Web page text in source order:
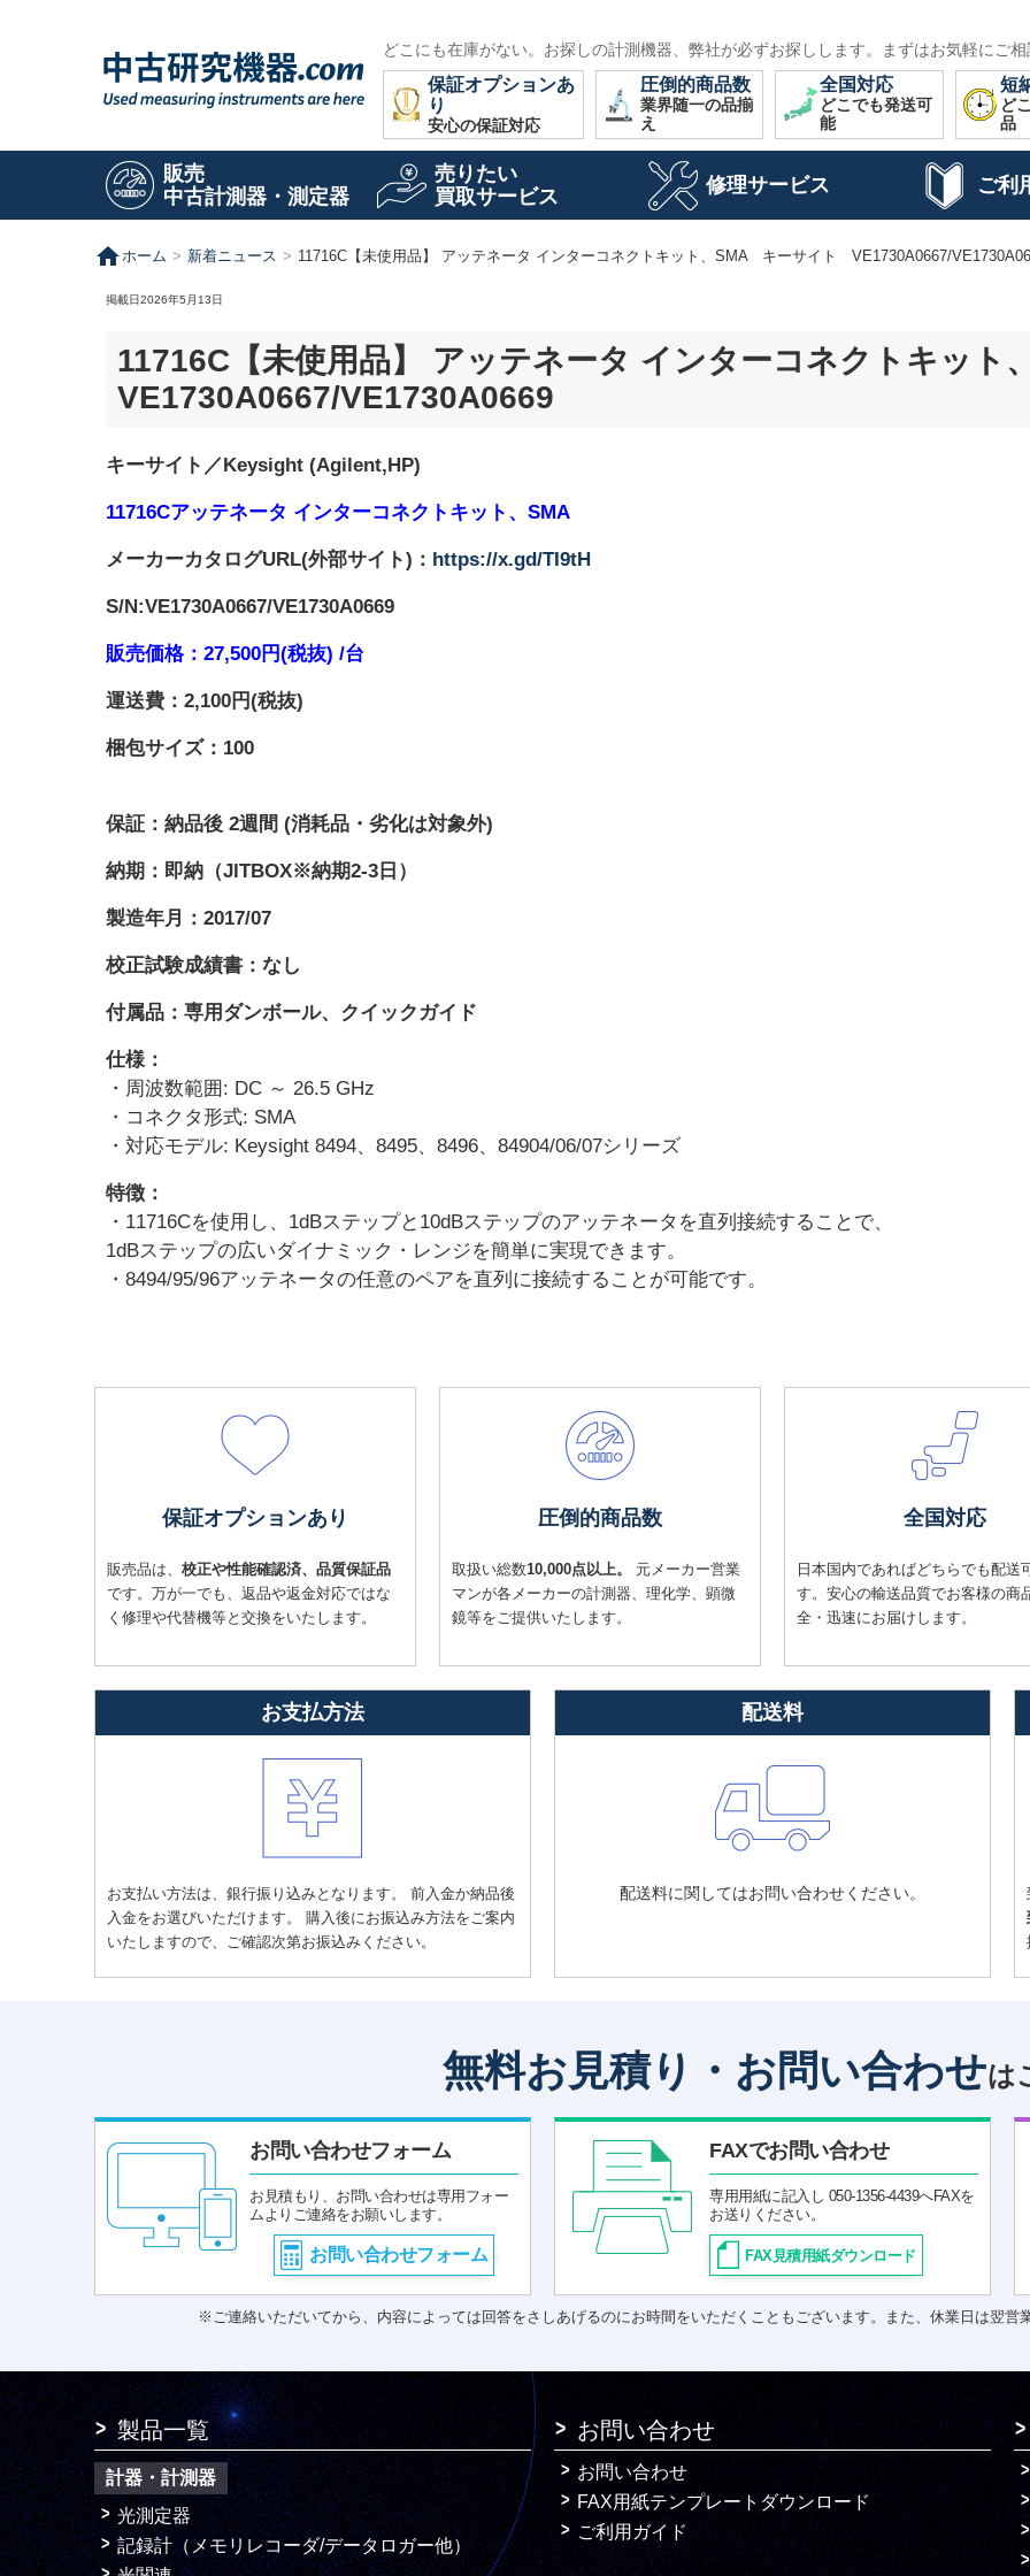
どこにも在庫がない。お探しの計測機器、弊社が必ずお探しします。まずはお気軽にご
保証オプションあ
り
安心の保証対応
圧倒的商品数
業界随一の品揃
え
全国対応
どこでも発送可
能
短
ど
品
販売
中古計測器・測定器
売りたい
買取サービス
修理サービス ご利
homeホーム 新着ニュース 11716C【未使用品】 アッテネータ インターコネクトキット、SMA キーサイト VE1730A0667/
掲載日2026年5月13日
11716C【未使用品】 アッテネータ インターコネクトキッ
VE1730A0667/VE1730A0669
キーサイト／Keysight (Agilent,HP)
11716Cアッテネータ インターコネクトキット、SMA
メーカーカタログURL(外部サイト)： https://x.gd/TI9tH
S/N:VE1730A0667/VE1730A0669
販売価格： 27,500円(税抜) /台
運送費：2,100円(税抜)
梱包サイズ：100
保証：納品後 2週間 (消耗品・劣化は対象外)
納期：即納（JITBOX※納期2-3日）
製造年月：2017/07
校正試験成績書：なし
付属品： 専用ダンボール、クイックガイド
仕様：
・周波数範囲: DC ～ 26.5 GHz
・コネクタ形式: SMA
・対応モデル: Keysight 8494、8495、8496、84904/06/07シリーズ
特徴：
・11716Cを使用し、1dBステップと10dBステップのアッテネータを直列接続することで、
1dBステップの広いダイナミック・レンジを簡単に実現できます。
・8494/95/96アッテネータの任意のペアを直列に接続することが可能です。
保証オプションあり
販売品は、 校正や性能確認済、品質保証品
です。万が一でも、返品や返金対応ではな
く修理や代替機等と交換をいたします。
圧倒的商品数
取扱い総数10,000点以上。
元メーカー営業
マンが各メーカーの計測器、理化学、顕微
鏡等をご提供いたします。
全国対応
日本国内であればどちらでも配送
す。安心の輸送品質でお客様の商
全・迅速にお届けします。
お支払方法
お支払い方法は、銀行振り込みとなります。 前入金か納品後
入金をお選びいただけます。 購入後にお振込み方法をご案内
いたしますので、ご確認次第お振込みください。
配送料
配送料に関してはお問い合わせください。
無料お見積り・お問い合わせは
お問い合わせフォーム
お見積もり、お問い合わせは専用フォー
ムよりご連絡をお願いします。
お問い合わせフォーム
FAXでお問い合わせ
専用用紙に記入し 050-1356-4439へFAXを
お送りください。
FAX見積用紙ダウンロード
※ご連絡いただいてから、内容によっては回答をさしあげるのにお時間をいただくこともございます。また、休業日は翌営
製品一覧
計器・計測器
光測定器
記録計（メモリレコーダ/データロガー他）
お問い合わせ
お問い合わせ
FAX用紙テンプレートダウンロード
ご利用ガイド